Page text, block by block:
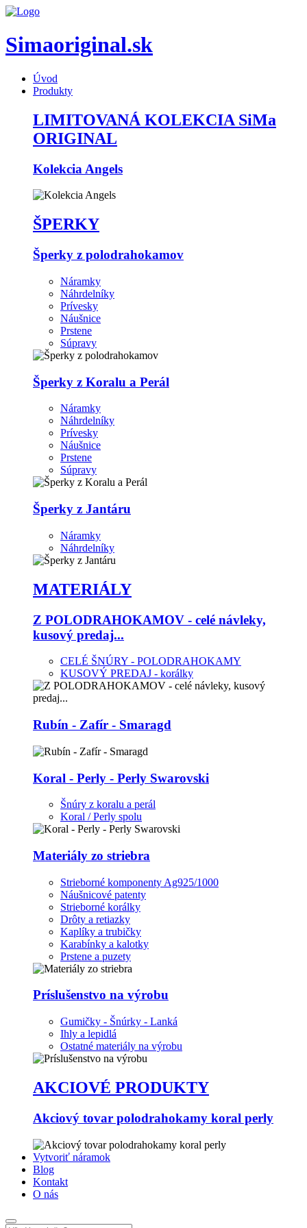
Simaoriginal.sk
Úvod
Produkty
LIMITOVANÁ KOLEKCIA SiMa
ORIGINAL
Kolekcia Angels
ŠPERKY
Šperky z polodrahokamov
Náramky
Náhrdelníky
Prívesky
Náušnice
Prstene
Súpravy
Šperky z Koralu a Perál
Náramky
Náhrdelníky
Prívesky
Náušnice
Prstene
Súpravy
Šperky z Jantáru
Náramky
Náhrdelníky
MATERIÁLY
Z POLODRAHOKAMOV - celé návleky,
kusový predaj...
CELÉ ŠNÚRY - POLODRAHOKAMY
KUSOVÝ PREDAJ - korálky
Rubín - Zafír - Smaragd
Koral - Perly - Perly Swarovski
Šnúry z koralu a perál
Koral / Perly spolu
Materiály zo striebra
Strieborné komponenty Ag925/1000
Náušnicové patenty
Strieborné korálky
Drôty a retiazky
Kaplíky a trubičky
Karabínky a kalotky
Prstene a puzety
Príslušenstvo na výrobu
Gumičky - Šnúrky - Lanká
Ihly a lepidlá
Ostatné materiály na výrobu
AKCIOVÉ PRODUKTY
Akciový tovar polodrahokamy koral perly
Vytvoriť náramok
Blog
Kontakt
O nás